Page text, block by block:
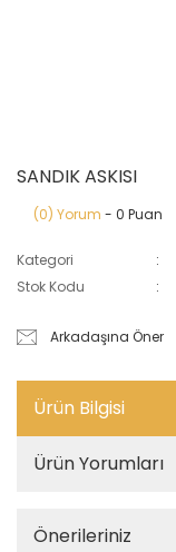
SANDIK ASKISI
(0) Yorum - 0 Puan
Kategori
Stok Kodu
Arkadaşına Öner
Ürün Bilgisi
Ürün Yorumları
Önerileriniz